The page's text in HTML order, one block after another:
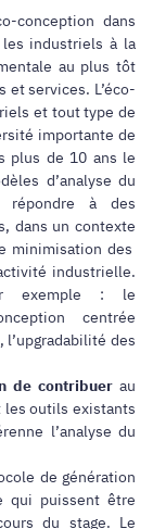
conception dans
les industriels à la
au plus tôt
services. L’éco-
et tout type de
importante de
plus de 10 ans le
d’analyse du
à des
dans un contexte
minimisation des
industrielle.
exemple : le
centrée
des
de contribuer au
les outils existants
l’analyse du
de génération
qui puissent être
du stage. Le